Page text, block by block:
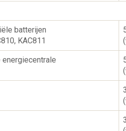
batterijen
KAC811
energiecentrale